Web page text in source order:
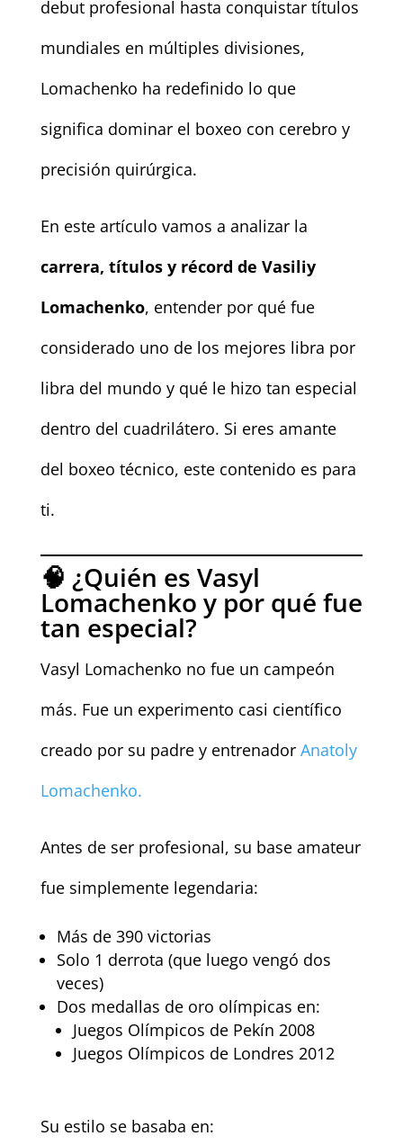
debut profesional hasta conquistar títulos
mundiales en múltiples divisiones,
Lomachenko ha redefinido lo que
significa dominar el boxeo con cerebro y
precisión quirúrgica.
En este artículo vamos a analizar la
carrera, títulos y récord de Vasiliy
Lomachenko, entender por qué fue
considerado uno de los mejores libra por
libra del mundo y qué le hizo tan especial
dentro del cuadrilátero. Si eres amante
del boxeo técnico, este contenido es para
ti.
🧠 ¿Quién es Vasyl
Lomachenko y por qué fue
tan especial?
Vasyl Lomachenko no fue un campeón
más. Fue un experimento casi científico
creado por su padre y entrenador Anatoly
Lomachenko.
Antes de ser profesional, su base amateur
fue simplemente legendaria:
Más de 390 victorias
Solo 1 derrota (que luego vengó dos
veces)
Dos medallas de oro olímpicas en:
Juegos Olímpicos de Pekín 2008
Juegos Olímpicos de Londres 2012
Su estilo se basaba en: